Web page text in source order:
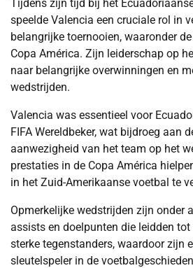
Tijdens zijn tijd bij het
speelde Valencia een cruciale rol in
belangrijke toernooien, waaronder de
Copa América. Zijn leiderschap op
naar belangrijke overwinningen en
wedstrijden.
Valencia was essentieel voor
FIFA Wereldbeker, wat bijdroeg aan
aanwezigheid van het team op het
prestaties in de Copa América
in het Zuid-Amerikaanse voetbal te
Opmerkelijke wedstrijden zijn onder
assists en doelpunten die leidden
sterke tegenstanders, waardoor zijn
sleutelspeler in de